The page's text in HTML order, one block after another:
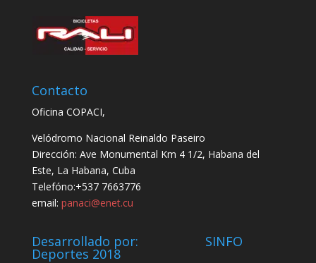
Contacto
Oficina COPACI,
Velódromo Nacional Reinaldo Paseiro
Dirección: Ave Monumental Km 4 1/2, Habana del
Este, La Habana, Cuba
Telefóno:+537 7663776
email: panaci@enet.cu
Desarrollado por: SINFO
Deportes 2018